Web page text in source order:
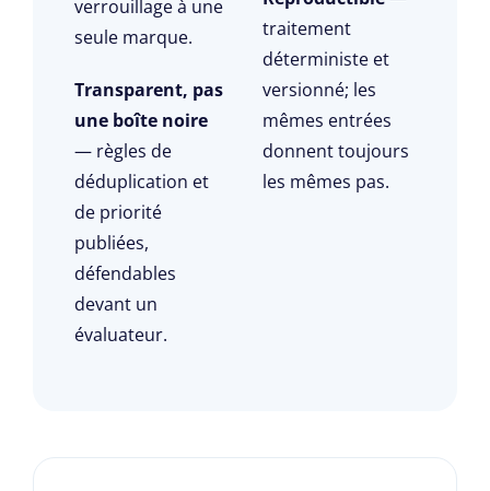
verrouillage à une
seule marque.
Transparent, pas
une boîte noire
— règles de
déduplication et
de priorité
publiées,
défendables
devant un
évaluateur.
traitement
déterministe et
versionné; les
mêmes entrées
donnent toujours
les mêmes pas.